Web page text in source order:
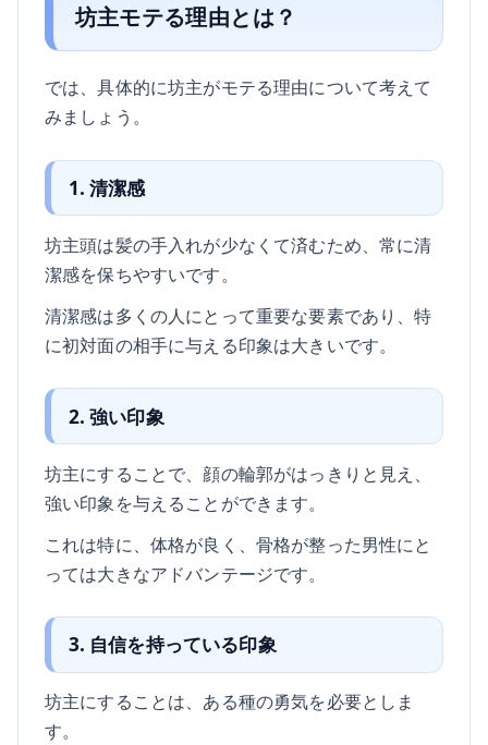
坊主モテる理由とは？
では、具体的に坊主がモテる理由について考えて
みましょう。
1. 清潔感
坊主頭は髪の手入れが少なくて済むため、常に清
潔感を保ちやすいです。
清潔感は多くの人にとって重要な要素であり、特
に初対面の相手に与える印象は大きいです。
2. 強い印象
坊主にすることで、顔の輪郭がはっきりと見え、
強い印象を与えることができます。
これは特に、体格が良く、骨格が整った男性にと
っては大きなアドバンテージです。
3. 自信を持っている印象
坊主にすることは、ある種の勇気を必要としま
す。